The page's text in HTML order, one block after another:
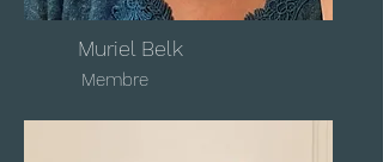
Muriel Belk
Membre